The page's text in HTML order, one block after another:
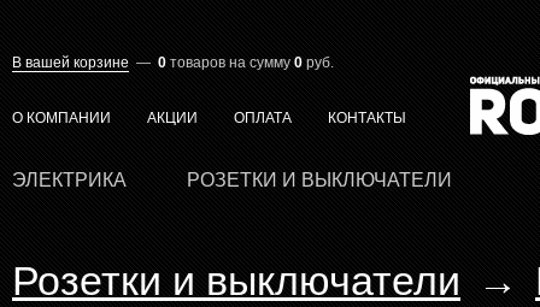
В вашей корзине — 0 товаров на сумму 0 руб.
О КОМПАНИИ АКЦИИ ОПЛАТА КОНТАКТЫ
ЭЛЕКТРИКА РОЗЕТКИ И ВЫКЛЮЧАТЕЛИ
Розетки и выключатели →